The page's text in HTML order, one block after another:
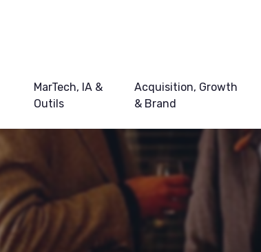
MarTech, IA &
Outils
Acquisition, Growth
& Brand